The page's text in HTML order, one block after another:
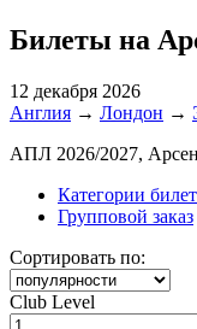
Билеты на
12 декабря 2026
Англия → Лондон →
АПЛ 2026/2027,
Категории
Групповой заказ
Сортировать по:
Club Level